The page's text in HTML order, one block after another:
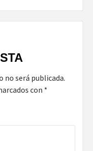
no será publicada.
con *